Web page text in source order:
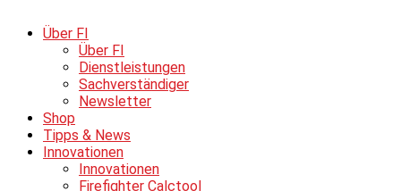
Über FI
Über FI
Dienstleistungen
Sachverständiger
Newsletter
Shop
Tipps & News
Innovationen
Innovationen
Firefighter Calctool